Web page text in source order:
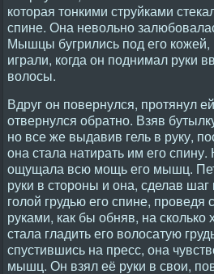
которая тонкими струйками
спине. Она невольно
Мышцы бугрились под его кожей,
играли, когда он поднимал руки
волосы.
Вдруг он повернулся, протянул
отвернулся обратно. Взяв
но все же выдавив гель в руку,
она стала натирать им его
ощущала всю мощь его мышц.
руки в стороны и она, сделав
голой грудью его спине, проведя
руками, как бы обняв, на сколько
стала гладить его волосатую
спустившись на пресс, она
мышц. Он взял её руки в свои,